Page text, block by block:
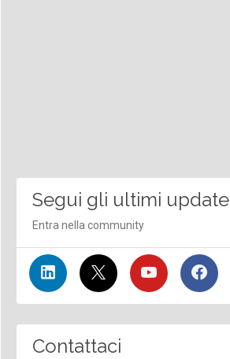
Segui gli ultimi update
Entra nella community
Contattaci